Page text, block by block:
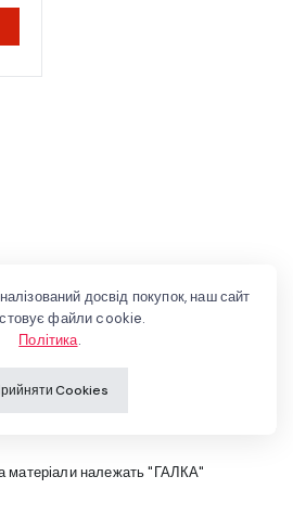
матеріали належать "ГАЛКА"
досвід покупок, наш сайт
файли cookie.
Політика.
Cookies